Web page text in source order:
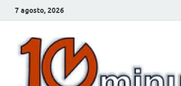
7 agosto, 2026